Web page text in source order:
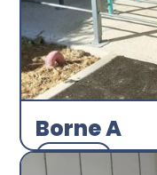
Borne A
Arceau